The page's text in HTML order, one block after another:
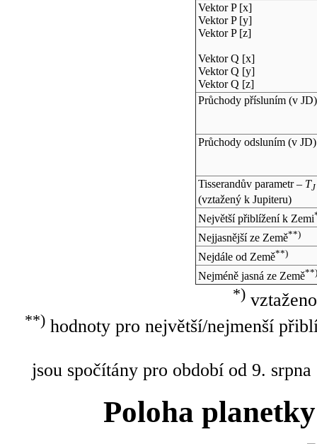
Vektor P [x]
Vektor P [y]
Vektor P [z]
Vektor Q [x]
Vektor Q [y]
Vektor Q [z]
Průchody přísluním (v JD)
Průchody odsluním (v JD)
Tisserandův parametr – TJ
(vztažený k Jupiteru)
Největší přiblížení k Zemi
Nejjasnější ze Země**)
Nejdále od Země**)
Nejméně jasná ze Země**)
*)
**)hodnoty pro největší/nejmenší
jsou spočítány pro období od 9.
Poloha